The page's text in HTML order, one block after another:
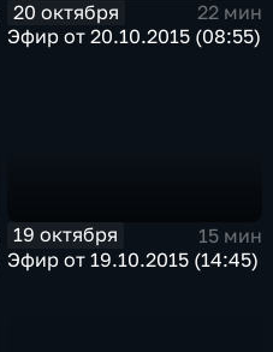
20 октября
22 мин
Эфир от 20.10.2015 (08:55)
19 октября
15 мин
Эфир от 19.10.2015 (14:45)